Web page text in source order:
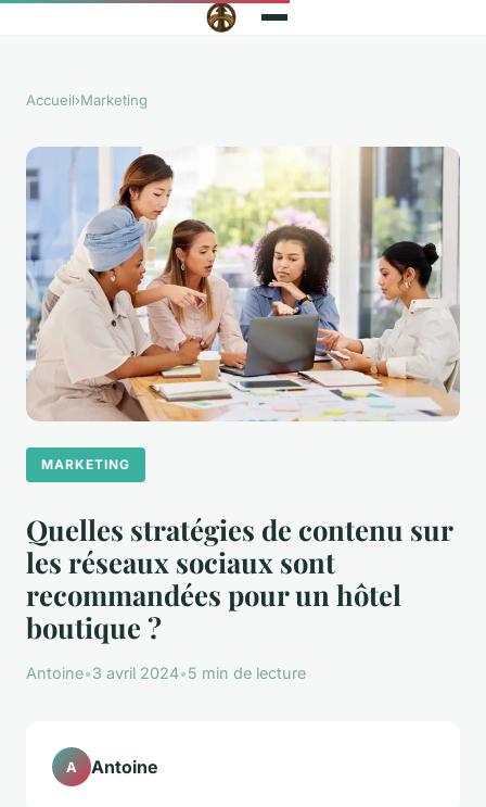
Accueil›Marketing
MARKETING
Quelles stratégies de contenu sur
les réseaux sociaux sont
recommandées pour un hôtel
boutique ?
Antoine•3 avril 2024•5 min de lecture
A Antoine